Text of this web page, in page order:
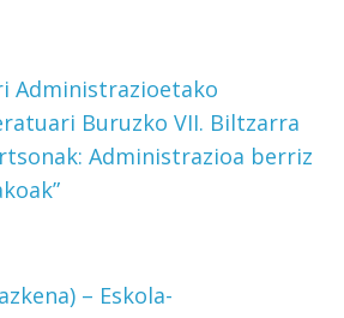
Administrazioetako
Buruzko VII. Biltzarra
Administrazioa berriz
– Eskola-